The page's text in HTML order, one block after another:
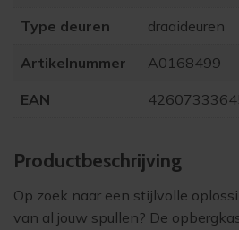
Type deuren draaideuren
Artikelnummer A0168499
EAN
Product­beschrijving
Op zoek naar een stijlvolle
van al jouw spullen? De